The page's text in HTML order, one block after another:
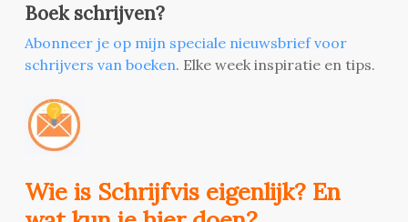
Boek schrijven?
Abonneer je op mijn speciale nieuwsbrief voor
schrijvers van boeken. Elke week inspiratie en tips.
Wie is Schrijfvis eigenlijk? En